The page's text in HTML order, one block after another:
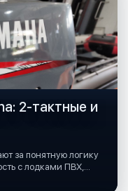
2-тактные и
за понятную логику
с лодками ПВХ,